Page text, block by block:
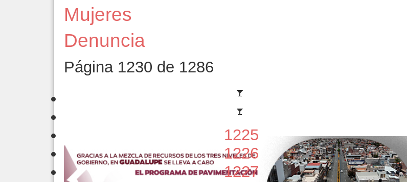
Mujeres
Denuncia
Página 1230 de 1286
1225
1226
1227